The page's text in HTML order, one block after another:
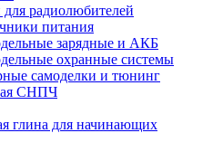
радиолюбителей
питания
зарядные и АКБ
охранные системы
самоделки и тюнинг
СНПЧ
глина для начинающих